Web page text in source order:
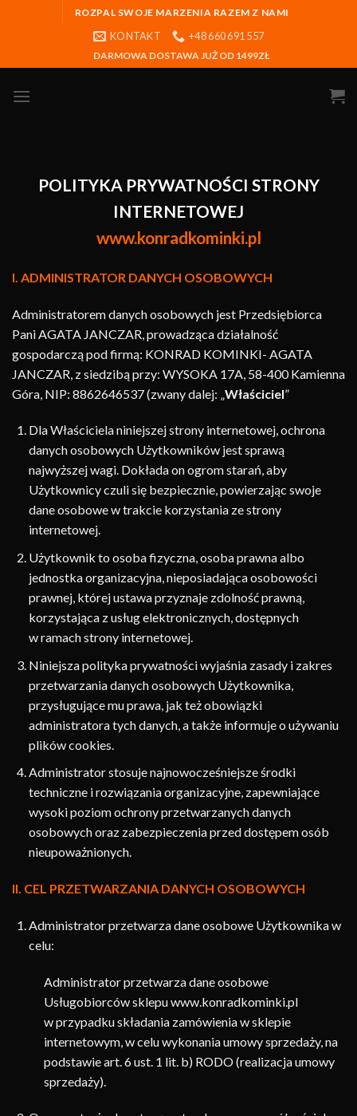
ROZPAL SWOJE MARZENIA RAZEM Z NAMI
KONTAKT +48 660 691 557
DARMOWA DOSTAWA JUŻ OD 1499ZŁ
POLITYKA PRYWATNOŚCI STRONY
INTERNETOWEJ
www.konradkominki.pl
I. ADMINISTRATOR DANYCH OSOBOWYCH
Administratorem danych osobowych jest Przedsiębiorca
Pani AGATA JANCZAR, prowadząca działalność
gospodarczą pod firmą: KONRAD KOMINKI- AGATA
JANCZAR, z siedzibą przy: WYSOKA 17A, 58-400 Kamienna
Góra, NIP: 8862646537 (zwany dalej: „ Właściciel”
Dla Właściciela niniejszej strony internetowej, ochrona
danych osobowych Użytkowników jest sprawą
najwyższej wagi. Dokłada on ogrom starań, aby
Użytkownicy czuli się bezpiecznie, powierzając swoje
dane osobowe w trakcie korzystania ze strony
internetowej.
Użytkownik to osoba fizyczna, osoba prawna albo
jednostka organizacyjna, nieposiadająca osobowości
prawnej, której ustawa przyznaje zdolność prawną,
korzystająca z usług elektronicznych, dostępnych
w ramach strony internetowej.
Niniejsza polityka prywatności wyjaśnia zasady i zakres
przetwarzania danych osobowych Użytkownika,
przysługujące mu prawa, jak też obowiązki
administratora tych danych, a także informuje o używaniu
plików cookies.
Administrator stosuje najnowocześniejsze środki
techniczne i rozwiązania organizacyjne, zapewniające
wysoki poziom ochrony przetwarzanych danych
osobowych oraz zabezpieczenia przed dostępem osób
nieupoważnionych.
II. CEL PRZETWARZANIA DANYCH OSOBOWYCH
Administrator przetwarza dane osobowe Użytkownika w
celu:
Administrator przetwarza dane osobowe
Usługobiorców sklepu www.konradkominki.pl
w przypadku składania zamówienia w sklepie
internetowym, w celu wykonania umowy sprzedaży, na
podstawie art. 6 ust. 1 lit. b) RODO (realizacja umowy
sprzedaży).